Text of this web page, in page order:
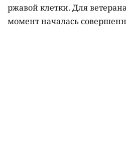
ржавой клетки. Для
момент началась